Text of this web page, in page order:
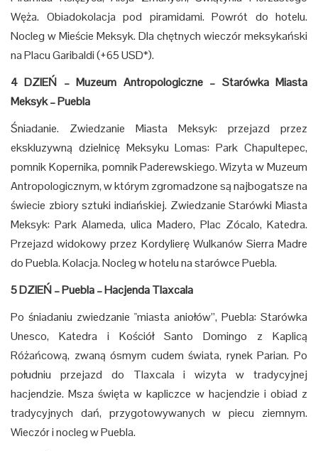
Węża. Obiadokolacja pod piramidami. Powrót do hotelu.
Nocleg w Mieście Meksyk. Dla chętnych wieczór meksykański
na Placu Garibaldi (+65 USD*).
4 DZIEŃ – Muzeum Antropologiczne – Starówka Miasta
Meksyk–Puebla
Śniadanie. Zwiedzanie Miasta Meksyk: przejazd przez
ekskluzywną dzielnicę Meksyku Lomas: Park Chapultepec,
pomnik Kopernika, pomnik Paderewskiego. Wizyta w Muzeum
Antropologicznym, w którym zgromadzone są najbogatsze na
świecie zbiory sztuki indiańskiej. Zwiedzanie Starówki Miasta
Meksyk: Park Alameda, ulica Madero, Plac Zócalo, Katedra.
Przejazd widokowy przez Kordylierę Wulkanów Sierra Madre
do Puebla. Kolacja. Nocleg w hotelu na starówce Puebla.
5 DZIEŃ – Puebla – Hacjenda Tlaxcala
Po śniadaniu zwiedzanie "miasta aniołów”, Puebla: Starówka
Unesco, Katedra i Kościół Santo Domingo z Kaplicą
Różańcową, zwaną ósmym cudem świata, rynek Parian. Po
południu przejazd do Tlaxcala i wizyta w tradycyjnej
hacjendzie. Msza święta w kapliczce w hacjendzie i obiad z
tradycyjnych dań, przygotowywanych w piecu ziemnym.
Wieczór i nocleg w Puebla.